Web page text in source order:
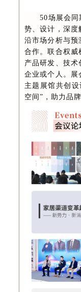
50场展会同期
势、设计，深度
沿市场分析与预
合作。联合权威
产品研发、技术
企业或个人。展
主题展馆共创
空间”，助力品